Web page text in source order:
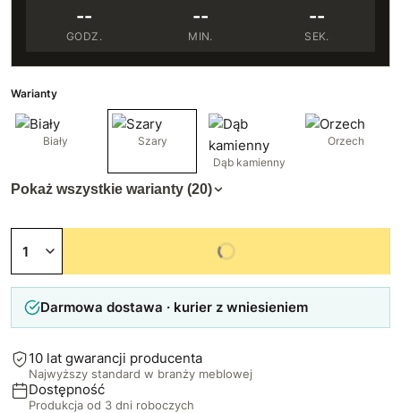
--
GODZ.
--
MIN.
--
SEK.
Warianty
Biały
Szary
Dąb kamienny
Orzech
Pokaż wszystkie warianty (20)
Niedostępny
Darmowa dostawa · kurier z wniesieniem
10 lat gwarancji producenta
Najwyższy standard w branży meblowej
Dostępność
Produkcja od 3 dni roboczych